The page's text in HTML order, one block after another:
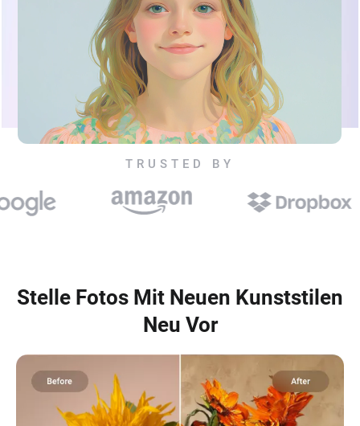
TRUSTED BY
Stelle Fotos Mit Neuen Kunststilen
Neu Vor